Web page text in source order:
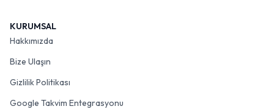
KURUMSAL
Hakkımızda
Bize Ulaşın
Gizlilik Politikası
Google Takvim Entegrasyonu